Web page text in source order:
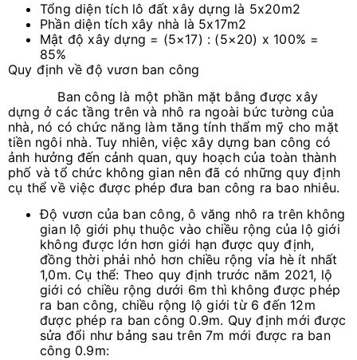
Tổng diện tích lô đất xây dựng là 5x20m2
Phần diện tích xây nhà là 5x17m2
Mật độ xây dựng = (5×17) : (5×20) x 100% =
85%
Quy định về độ vươn ban công
Ban công là một phần mặt bằng được xây
dựng ở các tầng trên và nhô ra ngoài bức tường của
nhà, nó có chức năng làm tăng tính thẩm mỹ cho mặt
tiền ngôi nhà. Tuy nhiên, việc xây dựng ban công có
ảnh hưởng đến cảnh quan, quy hoạch của toàn thành
phố và tổ chức không gian nên đã có những quy định
cụ thể về việc được phép đưa ban công ra bao nhiêu.
Độ vươn của ban công, ô văng nhô ra trên không
gian lộ giới phụ thuộc vào chiều rộng của lộ giới
không được lớn hơn giới hạn được quy định,
đồng thời phải nhỏ hơn chiều rộng vỉa hè ít nhất
1,0m. Cụ thể: Theo quy định trước năm 2021, lộ
giới có chiều rộng dưới 6m thì không được phép
ra ban công, chiều rộng lộ giới từ 6 đến 12m
được phép ra ban công 0.9m. Quy định mới được
sửa đổi như bảng sau trên 7m mới được ra ban
công 0.9m: